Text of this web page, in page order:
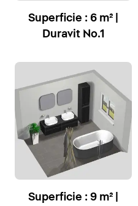
Superficie : 6 m² |
Duravit No.1
Superficie : 9 m² |